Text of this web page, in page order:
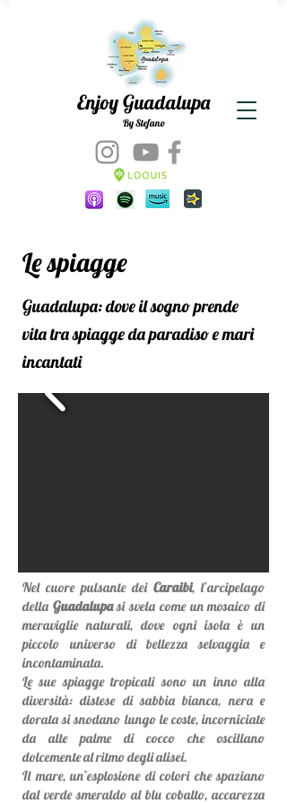
Enjoy Guadalupa
By Stefano
Le spiagge
Guadalupa: dove il sogno prende
vita tra spiagge da paradiso e mari
incantati
Nel cuore pulsante dei Caraibi, l’arcipelago
della Guadalupasi svela come un mosaico di
meraviglie naturali, dove ogni isola è un
piccolo universo di bellezza selvaggia e
incontaminata.
Le sue spiagge tropicali sono un inno alla
diversità: distese di sabbia bianca, nera e
dorata si snodano lungo le coste, incorniciate
da alte palme di cocco che oscillano
dolcemente al ritmo degli alisei.
Il mare, un’esplosione di colori che spaziano
dal verde smeraldo al blu cobalto, accarezza